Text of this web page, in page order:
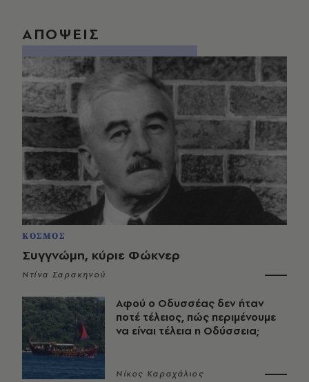
ΑΠΟΨΕΙΣ
ΚΟΣΜΟΣ
Συγγνώμη, κύριε Φώκνερ
Ντίνα Σαρακηνού
Αφού ο Οδυσσέας δεν ήταν
ποτέ τέλειος, πώς περιμένουμε
να είναι τέλεια η Οδύσσεια;
Νίκος Καραχάλιος